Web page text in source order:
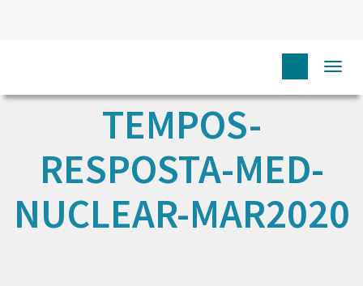
TEMPOS-
RESPOSTA-MED-
NUCLEAR-MAR2020